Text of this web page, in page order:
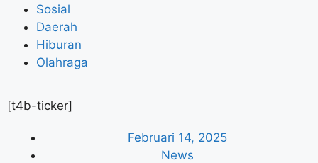
Sosial
Daerah
Hiburan
Olahraga
[t4b-ticker]
Februari 14, 2025
News